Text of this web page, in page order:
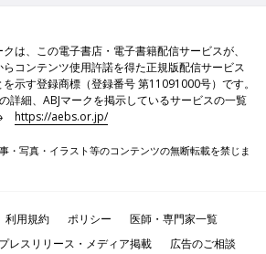
クは、この電子書店・電子書籍配信サービスが、
らコンテンツ使用許諾を得た正規版配信サービス
示す登録商標（登録番号 第11091000号）です。
詳細、ABJマークを掲示しているサービスの一覧
→https://aebs.or.jp/
・写真・イラスト等のコンテンツの無断転載を禁じま
利用規約 ポリシー
医師・専門家一覧
レスリリース・メディア掲載 広告のご相談